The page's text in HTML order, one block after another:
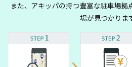
また、アキッパの持つ豊富な駐車場拠
場が見つかりま